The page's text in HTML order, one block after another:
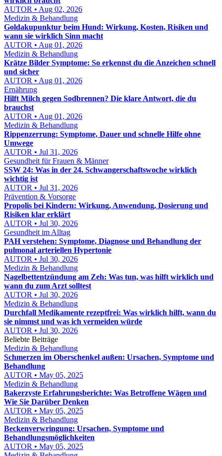
AUTOR • Aug 02, 2026
Medizin & Behandlung
Goldakupunktur beim Hund: Wirkung, Kosten, Risiken und
wann sie wirklich Sinn macht
AUTOR • Aug 01, 2026
Medizin & Behandlung
Krätze Bilder Symptome: So erkennst du die Anzeichen schnell
und sicher
AUTOR • Aug 01, 2026
Ernährung
Hilft Milch gegen Sodbrennen? Die klare Antwort, die du
brauchst
AUTOR • Aug 01, 2026
Medizin & Behandlung
Rippenzerrung: Symptome, Dauer und schnelle Hilfe ohne
Umwege
AUTOR • Jul 31, 2026
Gesundheit für Frauen & Männer
SSW 24: Was in der 24. Schwangerschaftswoche wirklich
wichtig ist
AUTOR • Jul 31, 2026
Prävention & Vorsorge
Propolis bei Kindern: Wirkung, Anwendung, Dosierung und
Risiken klar erklärt
AUTOR • Jul 30, 2026
Gesundheit im Alltag
PAH verstehen: Symptome, Diagnose und Behandlung der
pulmonal arteriellen Hypertonie
AUTOR • Jul 30, 2026
Medizin & Behandlung
Nagelbettentzündung am Zeh: Was tun, was hilft wirklich und
wann du zum Arzt solltest
AUTOR • Jul 30, 2026
Medizin & Behandlung
Durchfall Medikamente rezeptfrei: Was wirklich hilft, wann du
sie nimmst und was ich vermeiden würde
AUTOR • Jul 30, 2026
Beliebte Beiträge
Medizin & Behandlung
Schmerzen im Oberschenkel außen: Ursachen, Symptome und
Behandlung
AUTOR • May 05, 2025
Medizin & Behandlung
Bakerzyste Erfahrungsberichte: Was Betroffene Wägen und
Wie Sie Darüber Denken
AUTOR • May 05, 2025
Medizin & Behandlung
Beckenverwringung: Ursachen, Symptome und
Behandlungsmöglichkeiten
AUTOR • May 05, 2025